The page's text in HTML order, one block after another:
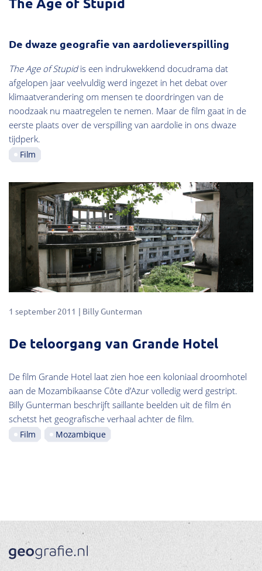
De dwaze geografie van aardolieverspilling
The Age of Stupidis een indrukwekkend docudrama dat
afgelopen jaar veelvuldig werd ingezet in het debat over
klimaatverandering om mensen te doordringen van de
noodzaak nu maatregelen te nemen. Maar de film gaat in de
eerste plaats over de verspilling van aardolie in ons dwaze
tijdperk.
Film
1 september 2011 Billy Gunterman
De teloorgang van Grande Hotel
De film Grande Hotel laat zien hoe een koloniaal droomhotel
aan de Mozambikaanse Côte d’Azur volledig werd gestript.
Billy Gunterman beschrijft saillante beelden uit de film én
schetst het geografische verhaal achter de film.
Film Mozambique